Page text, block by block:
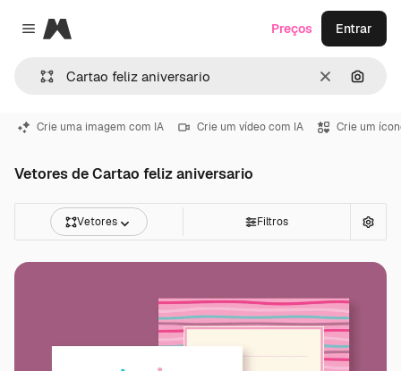
Close menu
Magnific
Limpar
Preços Entrar
Crie uma imagem com IA Crie um vídeo com IA Crie um
Vetores de Cartao feliz aniversario
Vetores Filtros